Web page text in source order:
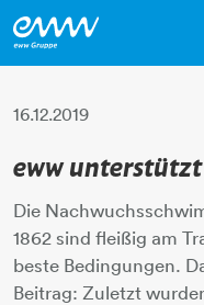
16.12.2019
eww unterstützt
Die
1862 sind fleißig am
beste Bedingungen.
Beitrag: Zuletzt